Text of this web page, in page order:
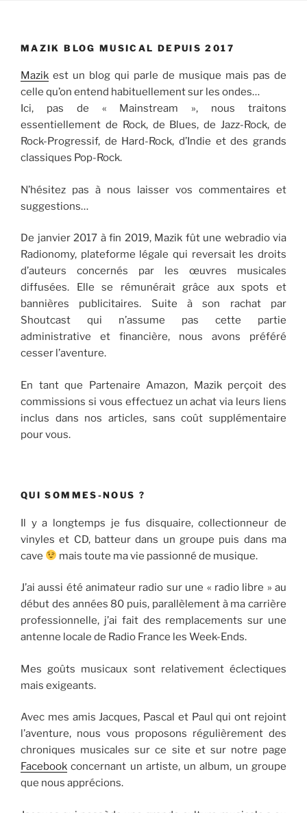
MAZIK BLOG MUSICAL DEPUIS 2017
Mazik est un blog qui parle de musique mais pas de
celle qu’on entend habituellement sur les ondes…
Ici, pas de « Mainstream », nous traitons
essentiellement de Rock, de Blues, de Jazz-Rock, de
Rock-Progressif, de Hard-Rock, d’Indie et des grands
classiques Pop-Rock.
N’hésitez pas à nous laisser vos commentaires et
suggestions…
De janvier 2017 à fin 2019, Mazik fût une webradio via
Radionomy, plateforme légale qui reversait les droits
d’auteurs concernés par les œuvres musicales
diffusées. Elle se rémunérait grâce aux spots et
bannières publicitaires. Suite à son rachat par
Shoutcast qui n’assume pas cette partie
administrative et financière, nous avons préféré
cesser l’aventure.
En tant que Partenaire Amazon, Mazik perçoit des
commissions si vous effectuez un achat via leurs liens
inclus dans nos articles, sans coût supplémentaire
pour vous.
QUI SOMMES-NOUS ?
Il y a longtemps je fus disquaire, collectionneur de
vinyles et CD, batteur dans un groupe puis dans ma
cave
mais toute ma vie passionné de musique.
J’ai aussi été animateur radio sur une « radio libre » au
début des années 80 puis, parallèlement à ma carrière
professionnelle, j’ai fait des remplacements sur une
antenne locale de Radio France les Week-Ends.
Mes goûts musicaux sont relativement éclectiques
mais exigeants.
Avec mes amis Jacques, Pascal et Paul qui ont rejoint
l’aventure, nous vous proposons régulièrement des
chroniques musicales sur ce site et sur notre page
Facebook concernant un artiste, un album, un groupe
que nous apprécions.